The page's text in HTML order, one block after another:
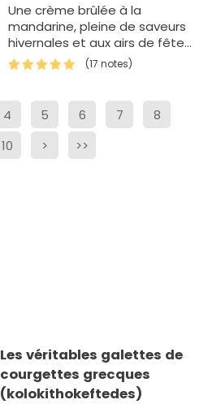
Une crème brûlée à la
mandarine, pleine de saveurs
hivernales et aux airs de fêtes
! A essayer sans hésiter, c'est
un vrai délice...
(17 notes)
4 5 6 7
8
10 > >>
Les véritables galettes de
courgettes grecques
(kolokithokeftedes)